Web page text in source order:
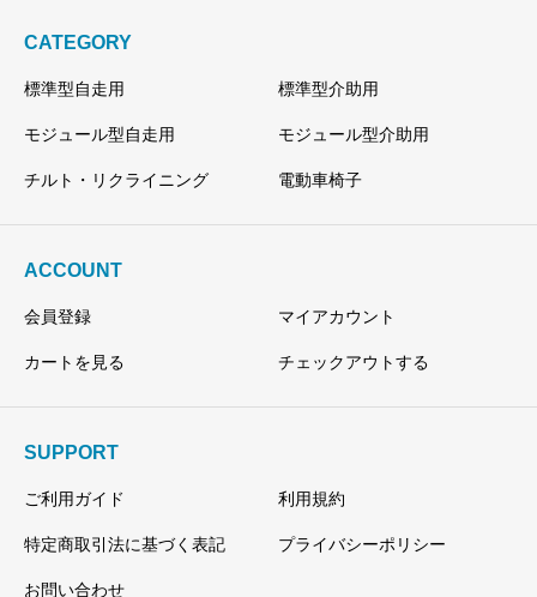
CATEGORY
標準型自走用 標準型介助用
モジュール型自走用 モジュール型介助用
チルト・リクライニング 電動車椅子
ACCOUNT
会員登録 マイアカウント
カートを見る チェックアウトする
SUPPORT
ご利用ガイド 利用規約
特定商取引法に基づく表記 プライバシーポリシー
お問い合わせ